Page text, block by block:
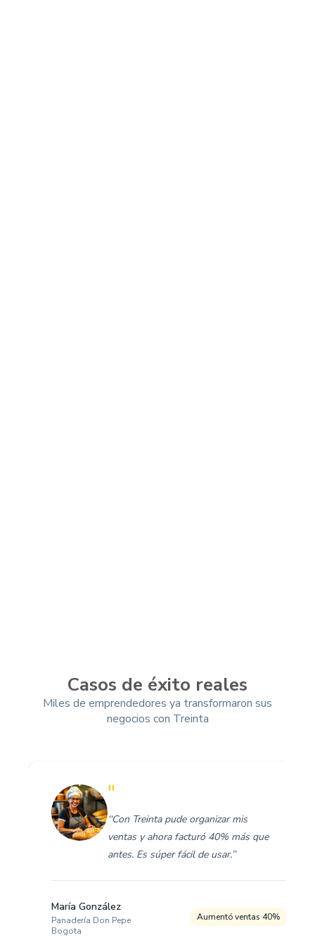
Casos de éxito reales
Miles de emprendedores ya transformaron sus
negocios con Treinta
"
‘‘Con Treinta pude organizar mis
ventas y ahora facturó 40% más que
antes. Es súper fácil de usar.’’
María González
Panadería Don Pepe
Bogota
Aumentó ventas 40%